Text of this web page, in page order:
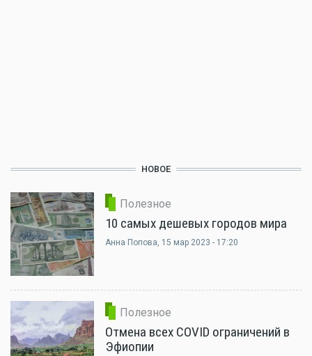
НОВОЕ
Полезное
10 самых дешевых городов мира
Анна Попова, 15 мар 2023 - 17:20
Полезное
Отмена всех COVID ограничений в
Эфиопии